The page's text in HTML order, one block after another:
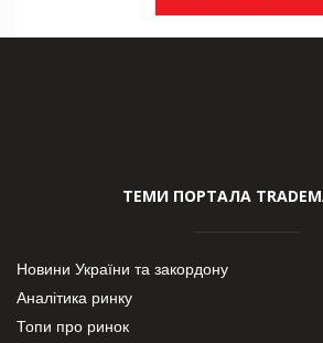
ТЕМИ ПОРТАЛА
Новини України та закордону
Аналітика ринку
Топи про ринок